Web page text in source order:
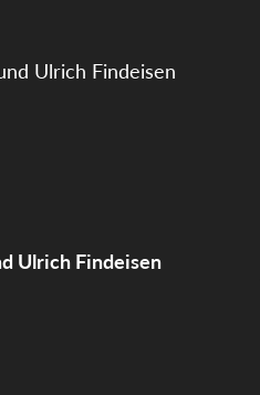
Ulrich Findeisen